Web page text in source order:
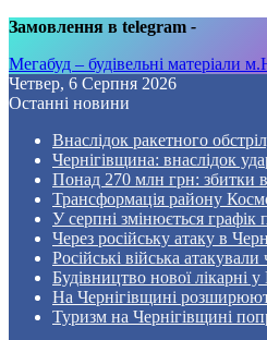
Замовлення в telegram -
Мегабуд – будівельні матеріали
Четвер, 6 Серпня 2026
Останні новини
Внаслідок ракетного
Чернігівщина: внаслідок
Понад 270 млн грн: збитки
Трансформація району
У серпні змінюється графік
Через російську атаку в
Російські війська
Будівництво нової лікарні
На Чернігівщині
Туризм на Чернігівщині